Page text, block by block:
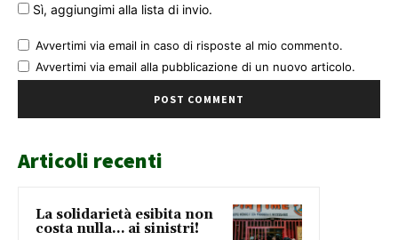
Sì, aggiungimi alla lista di invio.
Avvertimi via email in caso di risposte al mio commento.
Avvertimi via email alla pubblicazione di un nuovo articolo.
Articoli recenti
La solidarietà esibita non
costa nulla… ai sinistri!